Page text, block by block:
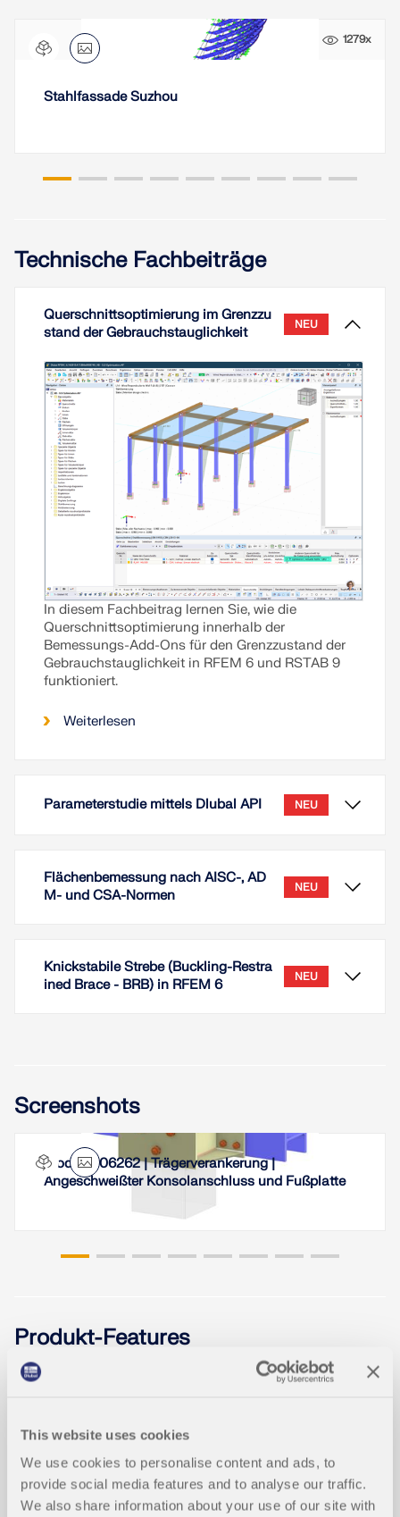
This website uses cookies
We use cookies to personalise content and ads, to
provide social media features and to analyse our traffic.
We also share information about your use of our site with
1279x
Stahlfassade Suzhou
Technische Fachbeiträge
Querschnittsoptimierung im Grenzzu
stand der Gebrauchstauglichkeit
NEU
In diesem Fachbeitrag lernen Sie, wie die
Querschnittsoptimierung innerhalb der
Bemessungs-Add-Ons für den Grenzzustand der
Gebrauchstauglichkeit in RFEM 6 und RSTAB 9
funktioniert.
Weiterlesen
Parameterstudie mittels Dlubal API NEU
mittels der Definition von globalen Parametern und
der Dlubal API eine automatisierte Durchführung
von Parameterstudien möglich ist.
Weiterlesen
Flächenbemessung nach AISC-, AD
M- und CSA-Normen
NEU
Die Flächenbemessung kann in den Add-Ons
Stahlbemessung und Aluminiumbemessung
Knickstabile Strebe (Buckling-Restra
ined Brace - BRB) in RFEM 6
NEU
Der Stabtyp Buckling-Restrained Brace (BRB) ist
von einer betongefüllten Ummantelung umgeben
ist, typischerweise einem quadratischen oder
runden HSS. Darüber hinaus kann die Bemessung
nach AISC 341-22 [1] im Add-On Stahlbemessung
Weiterlesen
Screenshots
Modell 006262 | Trägerverankerung |
Angeschweißter Konsolanschluss und Fußplatte
Produkt-Features